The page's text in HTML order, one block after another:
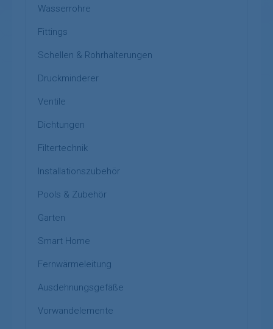
Wasserrohre
Fittings
Schellen & Rohrhalterungen
Druckminderer
Ventile
Dichtungen
Filtertechnik
Installationszubehör
Pools & Zubehör
Garten
Smart Home
Fernwärmeleitung
Ausdehnungsgefäße
Vorwandelemente